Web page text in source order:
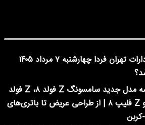
فوری | ادارات تهران فردا چهارشنبه ۷ مرداد ۱۴۰۵
معرفی سه مدل جدید سامسونگ Z فولد ۸، Z فولد
۸ اولترا و Z فلیپ ۸ | از طراحی عریض تا باتری‌های